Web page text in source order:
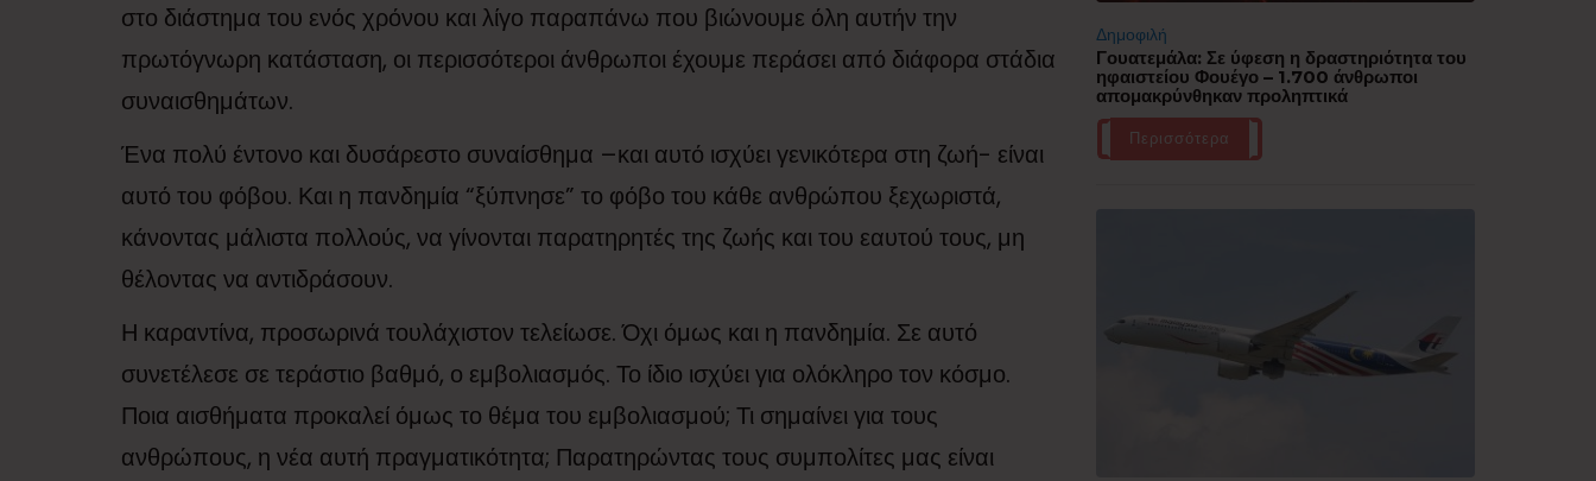
στο διάστημα του ενός χρόνου και λίγο παραπάνω που βιώνουμε όλη αυτήν την
πρωτόγνωρη κατάσταση, οι περισσότεροι άνθρωποι έχουμε περάσει από διάφορα στάδια
συναισθημάτων.
Ένα πολύ έντονο και δυσάρεστο συναίσθημα –και αυτό ισχύει γενικότερα στη ζωή- είναι
αυτό του φόβου. Και η πανδημία “ξύπνησε” το φόβο του κάθε ανθρώπου ξεχωριστά,
κάνοντας μάλιστα πολλούς, να γίνονται παρατηρητές της ζωής και του εαυτού τους, μη
θέλοντας να αντιδράσουν.
Η καραντίνα, προσωρινά τουλάχιστον τελείωσε. Όχι όμως και η πανδημία. Σε αυτό
συνετέλεσε σε τεράστιο βαθμό, ο εμβολιασμός. Το ίδιο ισχύει για ολόκληρο τον κόσμο.
Ποια αισθήματα προκαλεί όμως το θέμα του εμβολιασμού; Τι σημαίνει για τους
ανθρώπους, η νέα αυτή πραγματικότητα; Παρατηρώντας τους συμπολίτες μας είναι
Δημοφιλή
Γουατεμάλα: Σε ύφεση η δραστηριότητα του
ηφαιστείου Φουέγο – 1.700 άνθρωποι
απομακρύνθηκαν προληπτικά
Περισσότερα